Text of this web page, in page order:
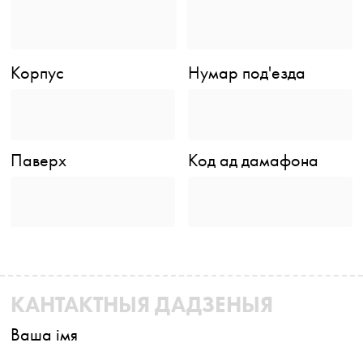
Корпус Нумар под'езда
Паверх Код ад дамафона
КАНТАКТНЫЯ ДАДЗЕНЫЯ
Ваша імя